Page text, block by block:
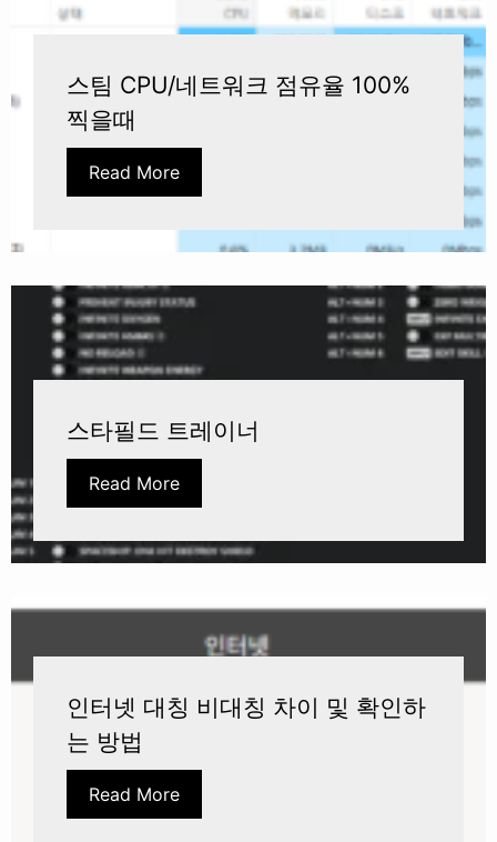
스팀 CPU/네트워크 점유율 100%
찍을때
Read More
스타필드 트레이너
Read More
인터넷 대칭 비대칭 차이 및 확인하
는 방법
Read More